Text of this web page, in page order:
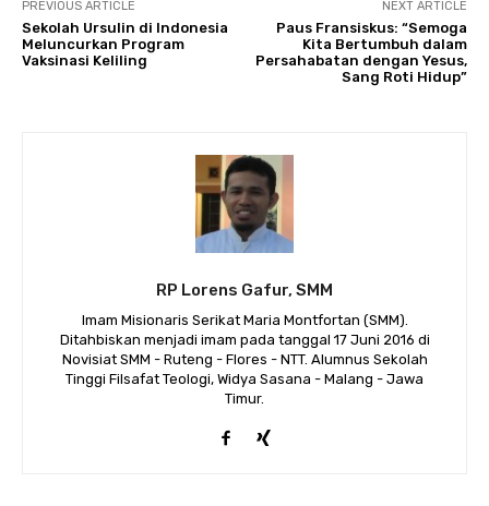
PREVIOUS ARTICLE
Sekolah Ursulin di Indonesia
Meluncurkan Program
Vaksinasi Keliling
NEXT ARTICLE
Paus Fransiskus: “Semoga
Kita Bertumbuh dalam
Persahabatan dengan Yesus,
Sang Roti Hidup”
RP Lorens Gafur, SMM
Imam Misionaris Serikat Maria Montfortan (SMM).
Ditahbiskan menjadi imam pada tanggal 17 Juni 2016 di
Novisiat SMM - Ruteng - Flores - NTT. Alumnus Sekolah
Tinggi Filsafat Teologi, Widya Sasana - Malang - Jawa
Timur.